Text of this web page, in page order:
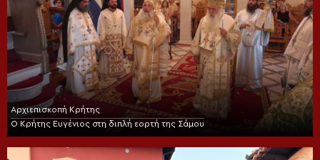
Αρχιεπισκοπή Κρήτης
Ο Κρήτης Ευγένιος στη διπλή εορτή της Σάμου